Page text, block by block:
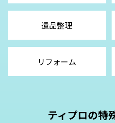
遺品整理
リフォーム
ティプロの特